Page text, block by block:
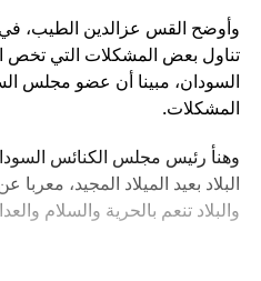
وأوضح القس عزالدين الطيب،
تناول بعض المشكلات التي تخص
السودان، مبينا أن عضو مجلس
المشكلات.
وهنأ رئيس مجلس الكنائس
البلاد بعيد الميلاد المجيد،
والبلاد تنعم بالحرية والسلام